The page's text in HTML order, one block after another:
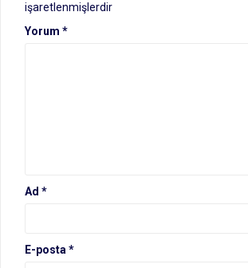
işaretlenmişlerdir
Yorum *
Ad *
E-posta *